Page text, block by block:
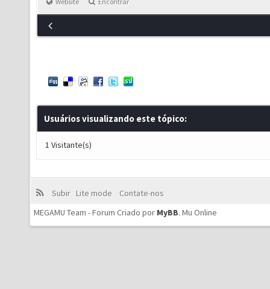
Usuários visualizando este tópico:
1 Visitante(s)
Subir Lite mode
Contate-nos
MEGAMU Team - Forum Criado por MyBB. Mu Online